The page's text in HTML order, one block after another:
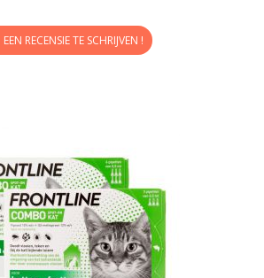
RECENSIE TE SCHRIJVEN !